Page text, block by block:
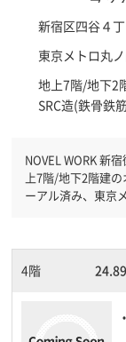
新宿区四谷４
東京メトロ丸
地上7階/地下2
SRC造(鉄骨鉄
NOVEL WORK 新
上7階/地下2階建のオフィスビ
ーアル済み、東京
耐震基準を満たし
オススメです。土
4階